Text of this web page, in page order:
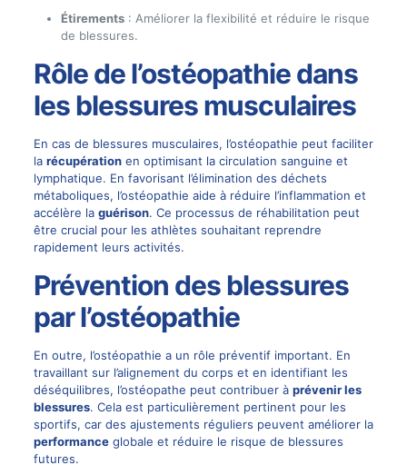
Étirements: Améliorer la flexibilité et réduire le risque
de blessures.
Rôle de l’ostéopathie dans
les blessures musculaires
En cas de blessures musculaires, l’ostéopathie peut faciliter
la récupérationen optimisant la circulation sanguine et
lymphatique. En favorisant l’élimination des déchets
métaboliques, l’ostéopathie aide à réduire l’inflammation et
accélère la guérison. Ce processus de réhabilitation peut
être crucial pour les athlètes souhaitant reprendre
rapidement leurs activités.
Prévention des blessures
par l’ostéopathie
En outre, l’ostéopathie a un rôle préventif important. En
travaillant sur l’alignement du corps et en identifiant les
déséquilibres, l’ostéopathe peut contribuer à prévenir les
blessures. Cela est particulièrement pertinent pour les
sportifs, car des ajustements réguliers peuvent améliorer la
performanceglobale et réduire le risque de blessures
futures.